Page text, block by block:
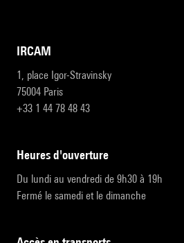
IRCAM
1, place Igor-Stravinsky
75004 Paris
+33 1 44 78 48 43
heures d'ouverture
Du lundi au vendredi de 9h30 à 19h
Fermé le samedi et le dimanche